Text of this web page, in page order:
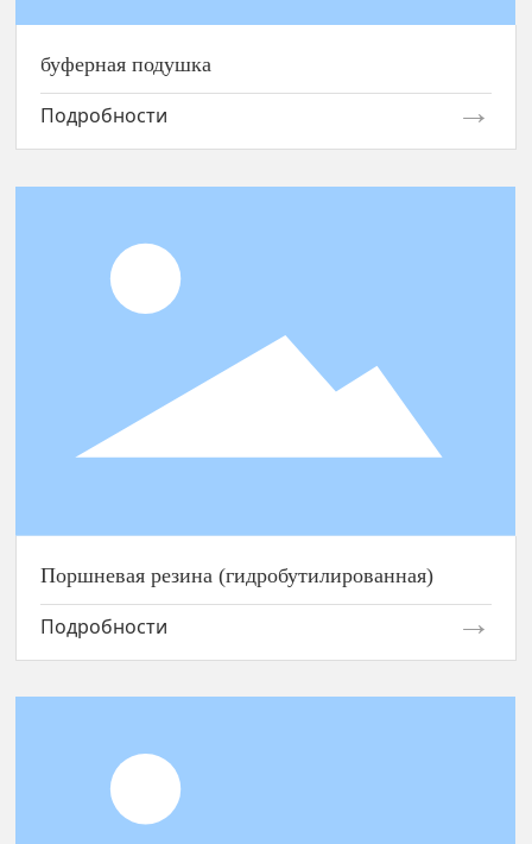
буферная подушка
Подробности
Поршневая резина (гидробутилированная)
Поршневая резина (гидробутилированная)
Подробности